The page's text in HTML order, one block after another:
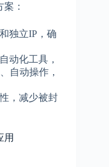
：
独立IP，确
动化工具，
自动操作，
，减少被封
用